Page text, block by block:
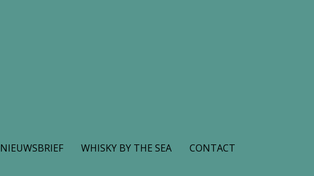
NIEUWSBRIEF WHISKY BY THE SEA CONTACT